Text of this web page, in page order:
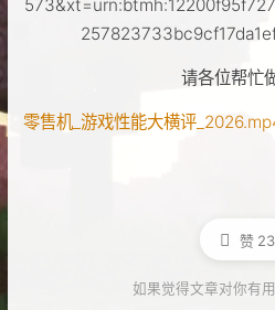
请各位帮忙
零售机_游戏性能大横评
赞 23
如果觉得文章对你有